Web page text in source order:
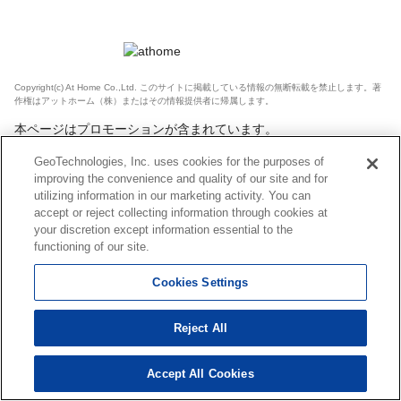
Copyright(c) At Home Co.,Ltd. このサイトに掲載している情報の無断転載を禁止します。著
作権はアットホーム（株）またはその情報提供者に帰属します。
本ページはプロモーションが含まれています。
GeoTechnologies, Inc. uses cookies for the purposes of
improving the convenience and quality of our site and for
utilizing information in our marketing activity. You can
accept or reject collecting information through cookies at
your discretion except information essential to the
functioning of our site.
Cookies Settings
Reject All
Accept All Cookies